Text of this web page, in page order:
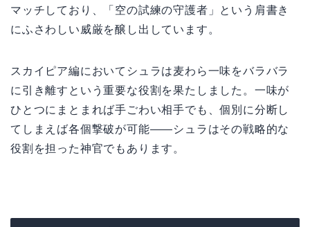
マッチしており、「空の試練の守護者」という肩書き
にふさわしい威厳を醸し出しています。
スカイピア編においてシュラは麦わら一味をバラバラ
に引き離すという重要な役割を果たしました。一味が
ひとつにまとまれば手ごわい相手でも、個別に分断し
てしまえば各個撃破が可能——シュラはその戦略的な
役割を担った神官でもあります。